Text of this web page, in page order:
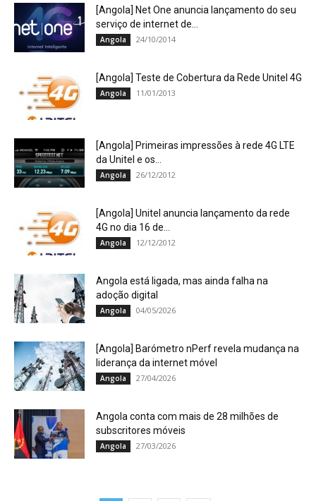
[Angola] Net One anuncia lançamento do seu
serviço de internet de...
Angola 24/10/2014
[Angola] Teste de Cobertura da Rede Unitel 4G
Angola 11/01/2013
[Angola] Primeiras impressões à rede 4G LTE
da Unitel e os...
Angola 26/12/2012
[Angola] Unitel anuncia lançamento da rede
4G no dia 16 de...
Angola 12/12/2012
Angola está ligada, mas ainda falha na
adoção digital
Angola 04/05/2026
[Angola] Barómetro nPerf revela mudança na
liderança da internet móvel
Angola 27/04/2026
Angola conta com mais de 28 milhões de
subscritores móveis
Angola 27/03/2026